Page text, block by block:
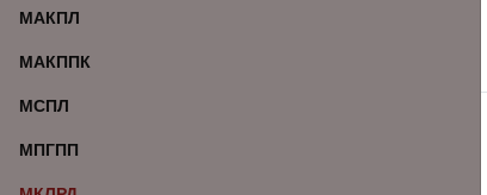
МАКПЛ
МАКППК
МСПЛ
МПГПП